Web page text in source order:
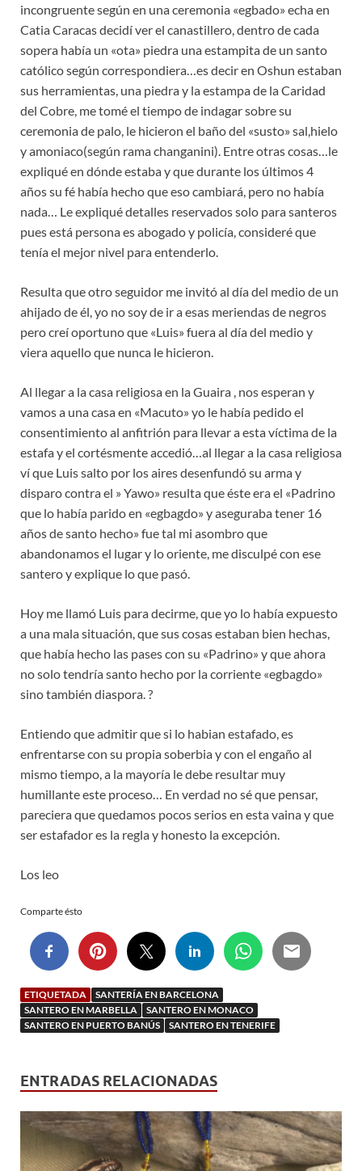
incongruente según en una ceremonia «egbado» echa en
Catia Caracas decidí ver el canastillero, dentro de cada
sopera había un «ota» piedra una estampita de un santo
católico según correspondiera…es decir en Oshun estaban
sus herramientas, una piedra y la estampa de la Caridad
del Cobre, me tomé el tiempo de indagar sobre su
ceremonia de palo, le hicieron el baño del «susto» sal,hielo
y amoniaco(según rama changanini). Entre otras cosas…le
expliqué en dónde estaba y que durante los últimos 4
años su fé había hecho que eso cambiará, pero no había
nada… Le expliqué detalles reservados solo para santeros
pues está persona es abogado y policía, consideré que
tenía el mejor nivel para entenderlo.
Resulta que otro seguidor me invitó al día del medio de un
ahijado de él, yo no soy de ir a esas meriendas de negros
pero creí oportuno que «Luis» fuera al día del medio y
viera aquello que nunca le hicieron.
Al llegar a la casa religiosa en la Guaira , nos esperan y
vamos a una casa en «Macuto» yo le había pedido el
consentimiento al anfitrión para llevar a esta víctima de la
estafa y el cortésmente accedió…al llegar a la casa religiosa
ví que Luis salto por los aires desenfundó su arma y
disparo contra el » Yawo» resulta que éste era el «Padrino
que lo había parido en «egbagdo» y aseguraba tener 16
años de santo hecho» fue tal mi asombro que
abandonamos el lugar y lo oriente, me disculpé con ese
santero y explique lo que pasó.
Hoy me llamó Luis para decirme, que yo lo había expuesto
a una mala situación, que sus cosas estaban bien hechas,
que había hecho las pases con su «Padrino» y que ahora
no solo tendría santo hecho por la corriente «egbagdo»
sino también diaspora. ?
Entiendo que admitir que si lo habian estafado, es
enfrentarse con su propia soberbia y con el engaño al
mismo tiempo, a la mayoría le debe resultar muy
humillante este proceso… En verdad no sé que pensar,
pareciera que quedamos pocos serios en esta vaina y que
ser estafador es la regla y honesto la excepción.
Los leo
Comparte ésto
ETIQUETADA
SANTERÍA EN BARCELONA
SANTERO EN MARBELLA
SANTERO EN MONACO
SANTERO EN PUERTO BANÚS
SANTERO EN TENERIFE
ENTRADAS RELACIONADAS